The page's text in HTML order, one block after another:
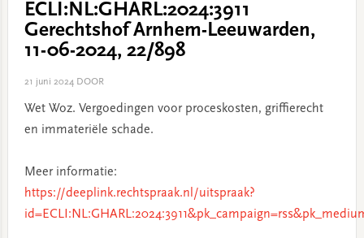
ECLI:NL:GHARL:2024:3911
Gerechtshof Arnhem-Leeuwarden,
11-06-2024, 22/898
21 juni 2024DOOR
Wet Woz. Vergoedingen voor proceskosten, griffierecht
en immateriële schade.
Meer informatie:
https://deeplink.rechtspraak.nl/uitspraak?